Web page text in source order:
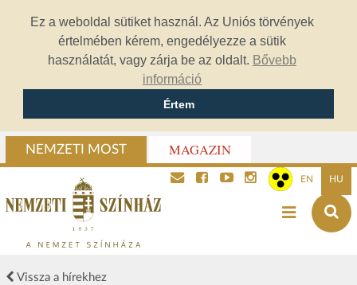
Ez a weboldal sütiket használ. Az Uniós törvények
értelmében kérem, engedélyezze a sütik
használatát, vagy zárja be az oldalt. Bővebb
információ
Értem
NEMZETI MOST MAGAZIN
EN HU
Vissza a hírekhez